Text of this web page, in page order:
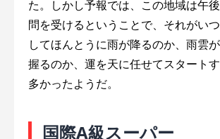
た。しかし予報では、この地域は午
問を受けるということで、それがい
してほんとうに雨が降るのか、雨雲
握るのか、運を天に任せてスタート
多かったようだ。
国際A級スーパー